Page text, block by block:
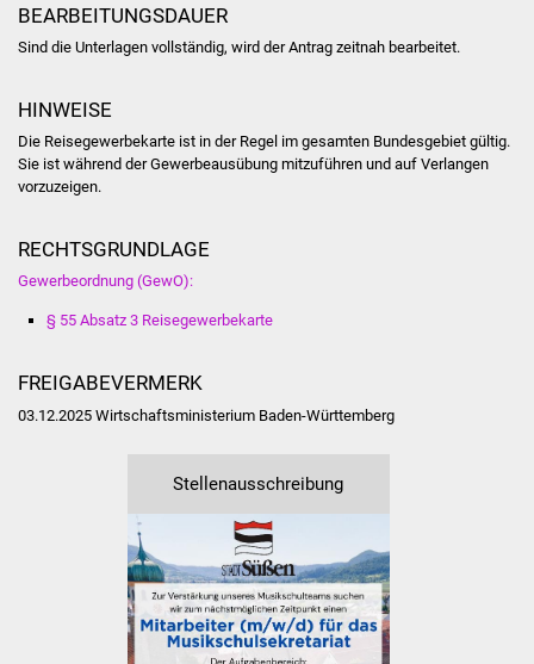
Selbsteintrag Vereine
Schwäbischer Albtrauf
Route der
Industriekultur
Lebenslagen
Senioren
BEARBEITUNGSDAUER
Sind die Unterlagen vollständig, wird der Antrag zeitnah bearbeitet.
HINWEISE
Die Reisegewerbekarte ist in der Regel im gesamten Bundesgebiet gültig.
Sie ist während der Gewerbeausübung mitzuführen und auf Verlangen
vorzuzeigen.
RECHTSGRUNDLAGE
Gewerbeordnung (GewO):
§ 55 Absatz 3 Reisegewerbekarte
FREIGABEVERMERK
03.12.2025 Wirtschaftsministerium Baden-Württemberg
Stellenausschreibung